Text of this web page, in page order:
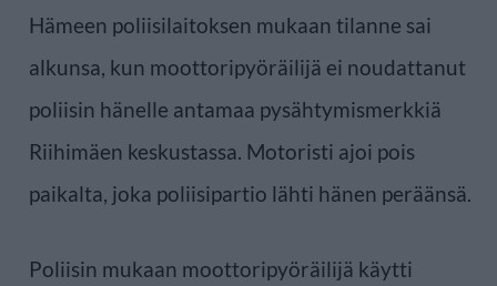
Hämeen poliisilaitoksen mukaan tilanne sai
alkunsa, kun moottoripyöräilijä ei noudattanut
poliisin hänelle antamaa pysähtymismerkkiä
Riihimäen keskustassa. Motoristi ajoi pois
paikalta, joka poliisipartio lähti hänen peräänsä.
Poliisin mukaan moottoripyöräilijä käytti